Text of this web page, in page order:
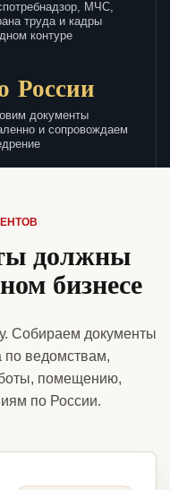
МЧС,
труда и кадры
контуре
России
документы
и сопровождаем
должны
бизнесе
Собираем документы
по ведомствам,
помещению,
по России.